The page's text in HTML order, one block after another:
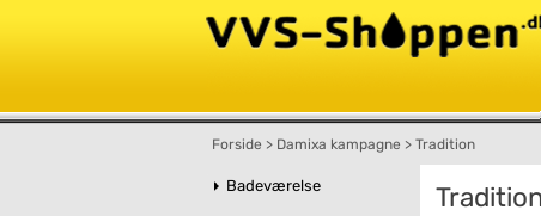
Forside > Damixa kampagne > Tradition
Badeværelse Tradition